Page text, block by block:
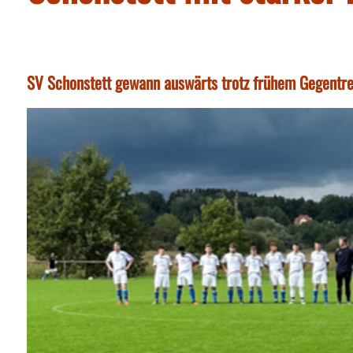
SV Schonstett gewann auswärts trotz frühem